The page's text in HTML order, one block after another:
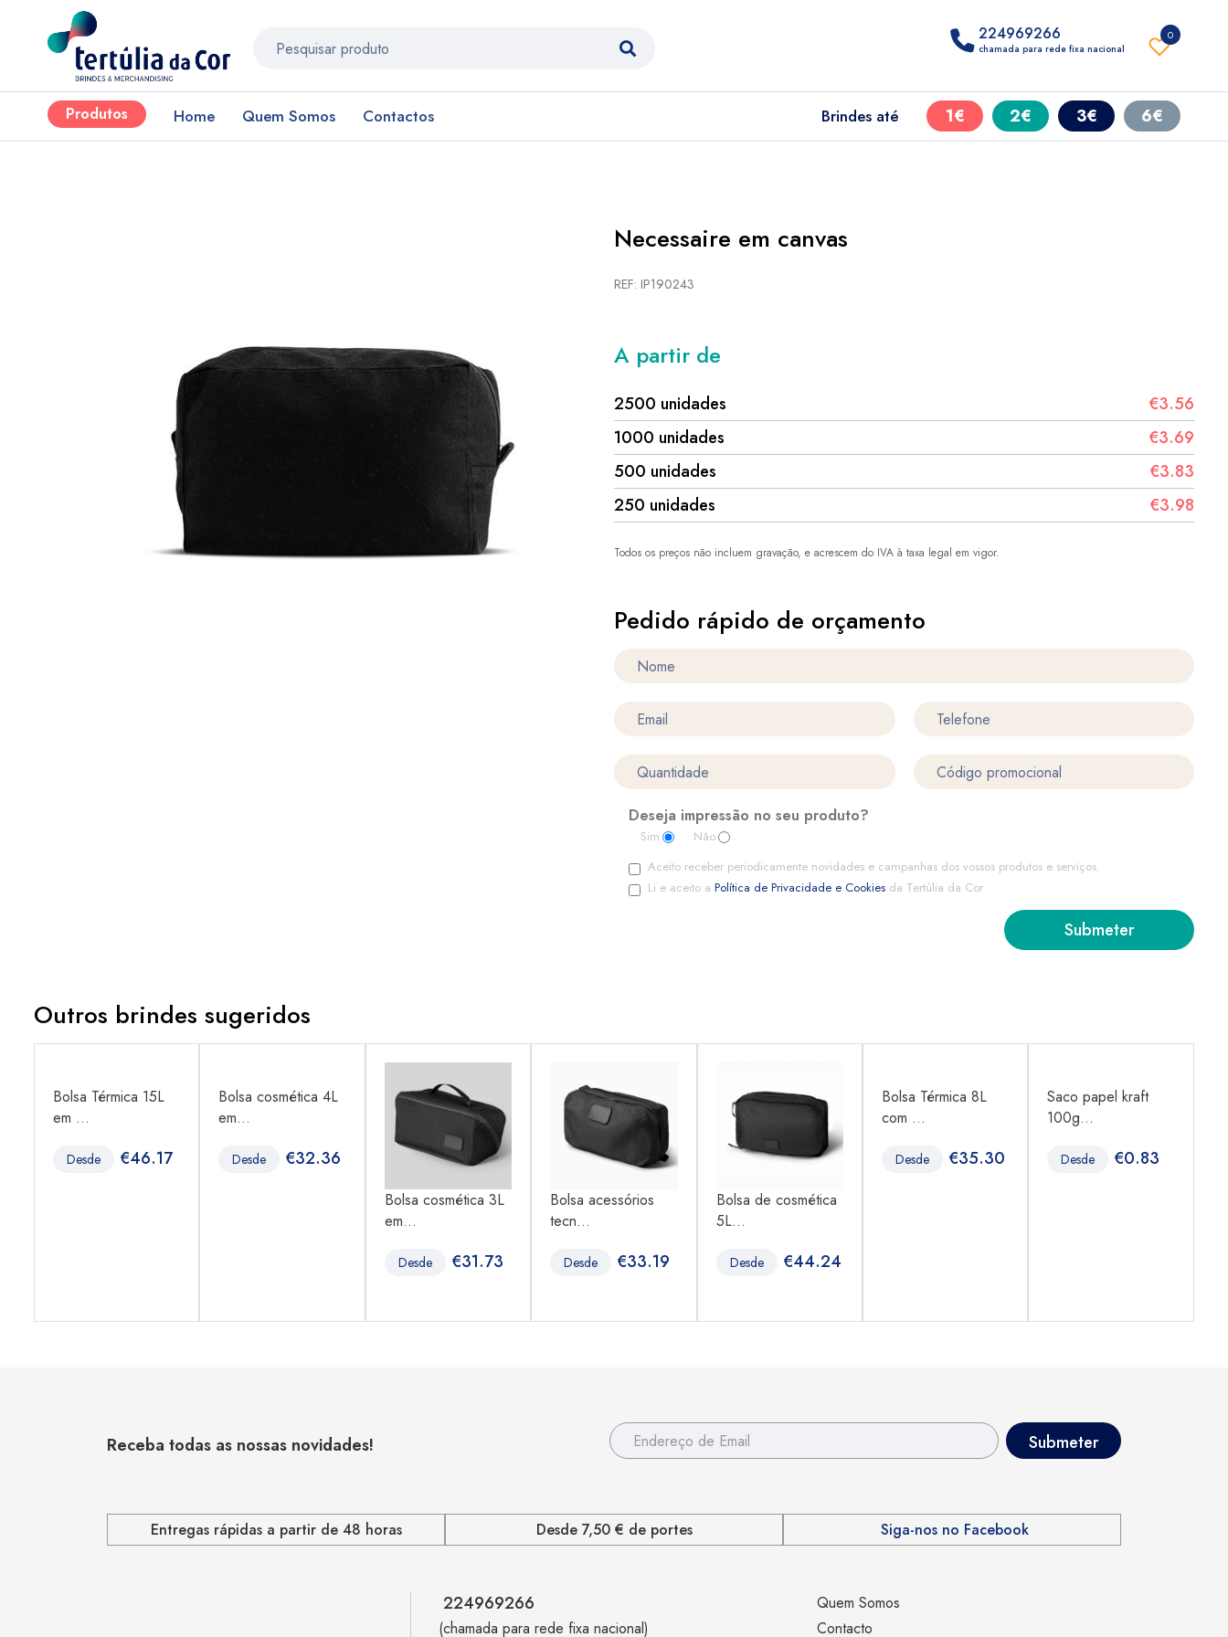
0
224969266
chamada para rede fixa nacional
Produtos Home Quem Somos Contactos Brindes até 1€ 2€ 3€ 6€
Necessaire em canvas
REF: IP190243
A partir de
2500 unidades
€3.56
1000 unidades
€3.69
500 unidades
€3.83
250 unidades
€3.98
Todos os preços não incluem gravação, e acrescem do IVA à taxa legal em vigor.
Pedido rápido de orçamento
Deseja impressão no seu produto?
Sim
Não
Aceito receber periodicamente novidades e campanhas dos vossos produtos e serviços.
Li e aceito a Política de Privacidade e Cookies da Tertúlia da Cor
Outros brindes sugeridos
Bolsa Térmica 15L
em ...
Desde €46.17
Bolsa cosmética 4L
em...
Desde €32.36
Bolsa cosmética 3L
em...
Desde €31.73
Bolsa acessórios
tecn...
Desde €33.19
Bolsa de cosmética
5L...
Desde €44.24
Bolsa Térmica 8L
com ...
Desde €35.30
Saco papel kraft
100g...
Desde €0.83
Receba todas as nossas novidades!
Entregas rápidas a partir de 48 horas Desde 7,50 € de portes Siga-nos no Facebook
224969266
(chamada para rede fixa nacional)
Quem Somos
Contacto